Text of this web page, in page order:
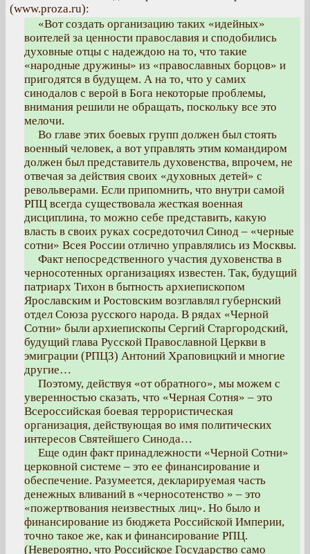
(www.proza.ru):
«Вот создать организацию таких «идейных»
воителей за ценности православия и сподобились
духовные отцы с надеждою на то, что такие
«народные дружины» из «православных борцов» и
пригодятся в будущем. А на то, что у самих
синодалов с верой в Бога некоторые проблемы,
внимания решили не обращать, поскольку все это
мелочи.
Во главе этих боевых групп должен был стоять
военный человек, а вот управлять этим командиром
должен был представитель духовенства, впрочем, не
отвечая за действия своих «духовных детей» с
револьверами. Если припомнить, что внутри самой
РПЦ всегда существовала жесткая военная
дисциплина, то можно себе представить, какую
власть в своих руках сосредоточил Синод – «черные
сотни» Всея России отлично управлялись из Москвы.
Факт непосредственного участия духовенства в
черносотенных организациях известен. Так, будущий
патриарх Тихон в бытность архиепископом
Ярославским и Ростовским возглавлял губернский
отдел Союза русского народа. В рядах «Черной
Сотни» были архиепископы Сергий Старгородский,
будущий глава Русской Православной Церкви в
эмиграции (РПЦЗ) Антоний Храповицкий и многие
другие…
Поэтому, действуя «от обратного», мы можем с
уверенностью сказать, что «Черная Сотня» – это
Всероссийская боевая террористическая
организация, действующая во имя политических
интересов Святейшего Синода…
Еще один факт принадлежности «Черной Сотни»
церковной системе – это ее финансирование и
обеспечение. Разумеется, декларируемая часть
денежных вливаний в «черносотенство » – это
«пожертвования неизвестных лиц». Но было и
финансирование из бюджета Российской Империи,
точно такое же, как и финансирование РПЦ.
(Невероятно, что Российское Государство само